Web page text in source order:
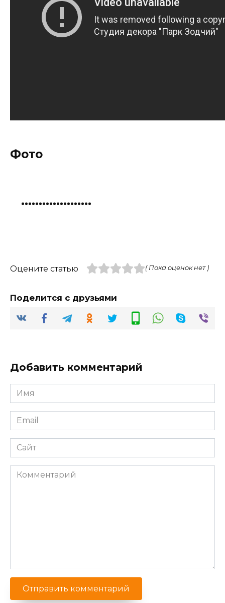
Фото
Оцените статью ( Пока оценок нет )
Поделится с друзьями
Добавить комментарий
Имя
*
Email
*
Сайт
Комментарий